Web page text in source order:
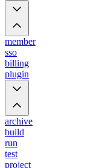
member
sso
billing
plugin
archive
build
run
test
project